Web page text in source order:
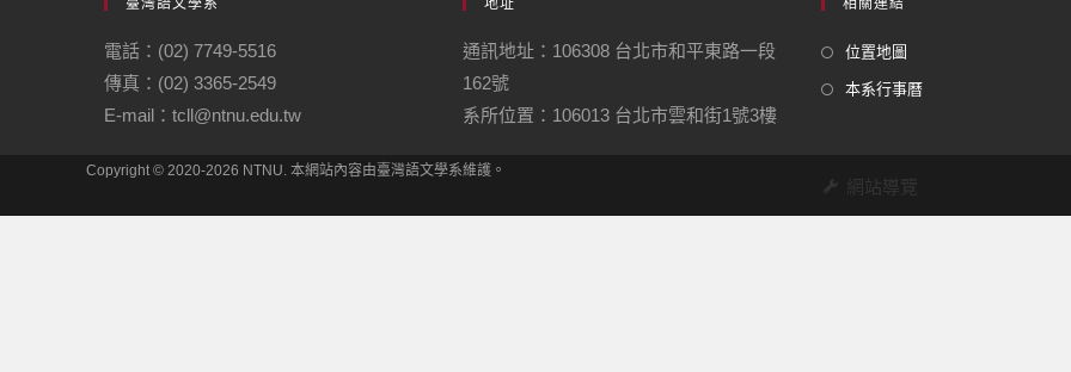
臺灣語文學系
電話：(02) 7749-5516
傳真：(02) 3365-2549
E-mail：tcll@ntnu.edu.tw
地址
通訊地址：106308 台北市和平東路一段
162號
系所位置：106013 台北市雲和街1號3樓
相關連結
位置地圖
本系行事曆
網站導覽
Copyright © 2020-2026 NTNU. 本網站內容由臺灣語文學系維護。